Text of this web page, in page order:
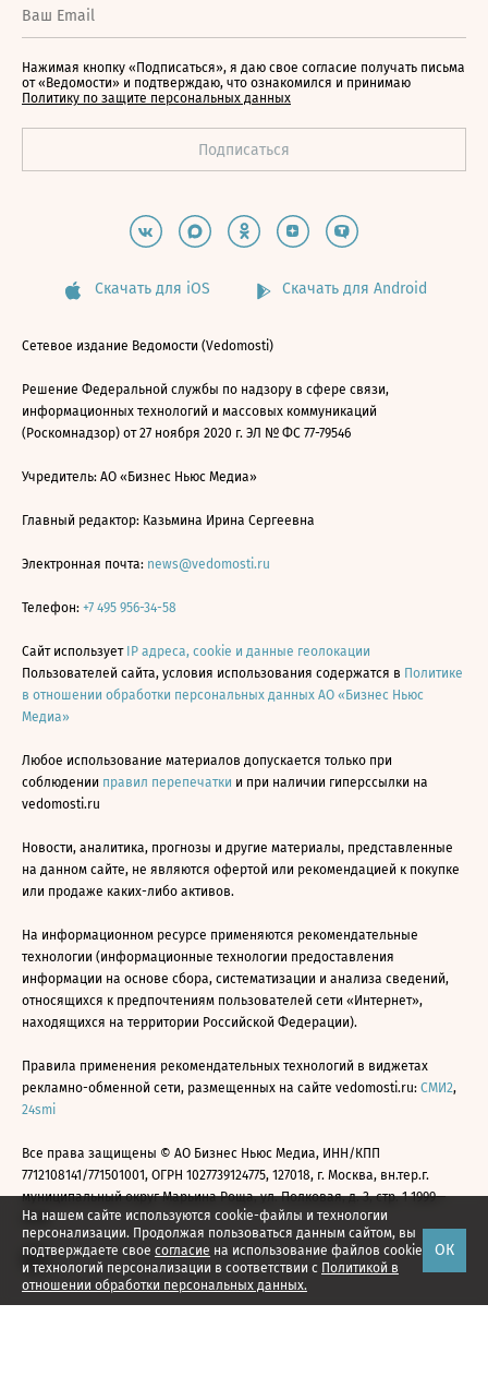
На нашем сайте используются cookie-файлы и технологии
персонализации. Продолжая пользоваться данным сайтом, вы
подтверждаете свое согласие на использование файлов cookie
и технологий персонализации в соответствии с Политикой в
отношении обработки персональных данных.
ОК
Нажимая кнопку «Подписаться», я даю свое согласие получать письма
от «Ведомости» и подтверждаю, что ознакомился и принимаю
Политику по защите персональных данных
Скачать для iOS Скачать для Android
Сетевое издание Ведомости (Vedomosti)
Решение Федеральной службы по надзору в сфере связи,
информационных технологий и массовых коммуникаций
(Роскомнадзор) от 27 ноября 2020 г. ЭЛ № ФС 77-79546
Учредитель: АО «Бизнес Ньюс Медиа»
Главный редактор: Казьмина Ирина Сергеевна
Электронная почта: news@vedomosti.ru
Телефон: +7 495 956-34-58
Сайт использует IP адреса, cookie и данные геолокации
Пользователей сайта, условия использования содержатся в Политике
в отношении обработки персональных данных АО «Бизнес Ньюс
Медиа»
Любое использование материалов допускается только при
соблюдении правил перепечатки и при наличии гиперссылки на
vedomosti.ru
Новости, аналитика, прогнозы и другие материалы, представленные
на данном сайте, не являются офертой или рекомендацией к покупке
или продаже каких-либо активов.
На информационном ресурсе применяются рекомендательные
технологии (информационные технологии предоставления
информации на основе сбора, систематизации и анализа сведений,
относящихся к предпочтениям пользователей сети «Интернет»,
находящихся на территории Российской Федерации).
Правила применения рекомендательных технологий в виджетах
рекламно-обменной сети, размещенных на сайте vedomosti.ru: СМИ2,
24smi
Все права защищены © АО Бизнес Ньюс Медиа, ИНН/КПП
7712108141/771501001, ОГРН 1027739124775, 127018, г. Москва, вн.тер.г.
муниципальный округ Марьина Роща, ул. Полковая, д. 3, стр. 1 1999—
2026